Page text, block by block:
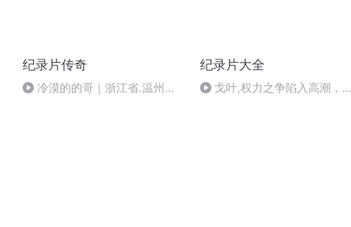
纪录片传奇
冷漠的的哥｜浙江省.温州市#
纪录片大全
戈叶,权力之争陷入高潮，元